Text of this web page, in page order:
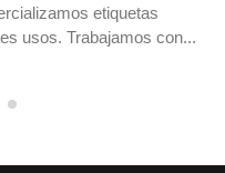
rubro. Conocé